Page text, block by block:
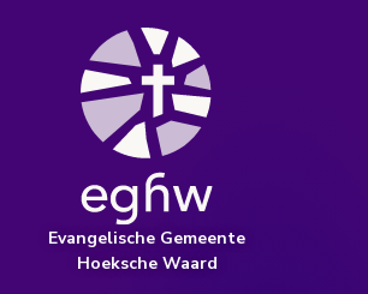
Evangelische Gemeente
Hoeksche Waard